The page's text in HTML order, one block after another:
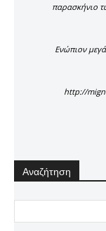
παρασκήνιο
Ενώπιον
http://
Αναζήτηση